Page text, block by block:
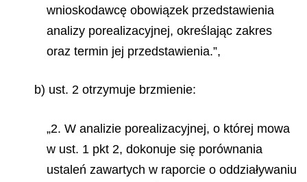
wnioskodawcę obowiązek przedstawienia
analizy porealizacyjnej, określając zakres
oraz termin jej przedstawienia.”,
b) ust. 2 otrzymuje brzmienie:
„2. W analizie porealizacyjnej, o której mowa
w ust. 1 pkt 2, dokonuje się porównania
ustaleń zawartych w raporcie o oddziaływaniu